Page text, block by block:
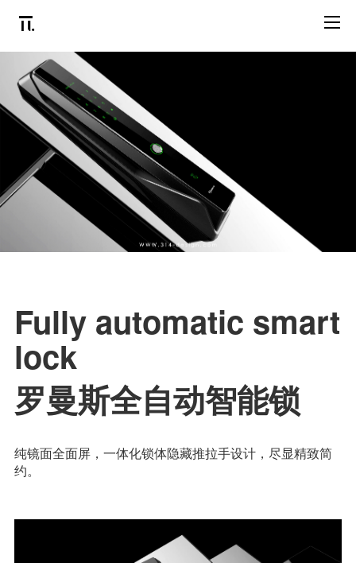
Fully automatic smart
lock
罗曼斯全自动智能锁
纯镜面全面屏，一体化锁体隐藏推拉手设计，尽显精致简
约。